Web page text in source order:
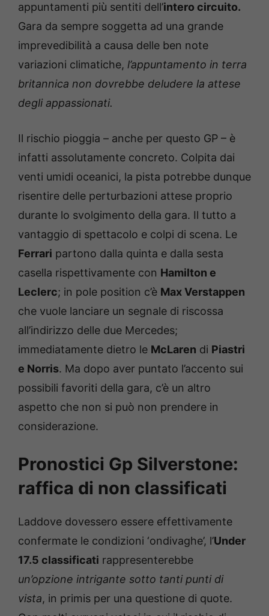
appuntamenti più sentiti dell’intero circuito.
Gara da sempre soggetta ad una grande
imprevedibilità a causa delle ben note
variazioni climatiche, l’appuntamento in terra
britannica non dovrebbe deludere la attese
degli appassionati.
Il rischio pioggia – anche per questo GP – è
infatti assolutamente concreto. Colpita dai
venti umidi oceanici, la pista potrebbe dunque
risentire delle perturbazioni attese proprio
durante lo svolgimento della gara. Il tutto a
vantaggio di spettacolo e colpi di scena. Le
Ferrari partono dalla quinta e dalla sesta
casella rispettivamente con Hamilton e
Leclerc; in pole position c’è Max Verstappen
che vuole lanciare un segnale di riscossa
all’indirizzo delle due Mercedes;
immediatamente dietro le McLaren di Piastri
e Norris. Ma dopo aver puntato l’accento sui
possibili favoriti della gara, c’è un altro
aspetto che non si può non prendere in
considerazione.
Pronostici Gp Silverstone:
raffica di non classificati
Laddove dovessero essere effettivamente
confermate le condizioni ‘ondivaghe’, l’Under
17.5 classificati rappresenterebbe
un’opzione intrigante sotto tanti punti di
vista, in primis per una questione di quote.